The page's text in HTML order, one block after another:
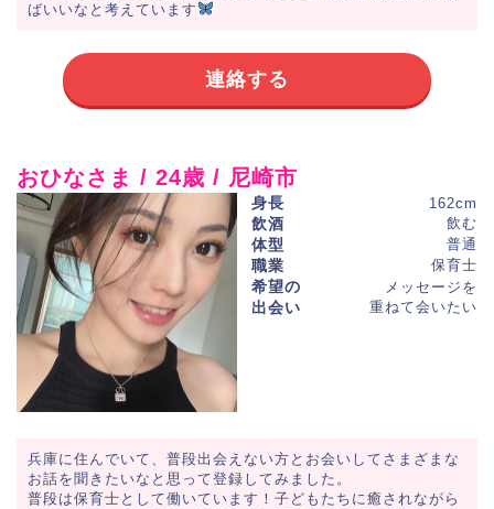
ばいいなと考えています
連絡する
おひなさま / 24歳 / 尼崎市
身長 162cm
飲酒 飲む
体型 普通
職業 保育士
希望の
出会い
メッセージを
重ねて会いたい
兵庫に住んでいて、普段出会えない方とお会いしてさまざまな
お話を聞きたいなと思って登録してみました。
普段は保育士として働いています！子どもたちに癒されながら